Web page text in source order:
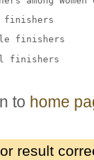
finishers
finishers
finishers
to home
result